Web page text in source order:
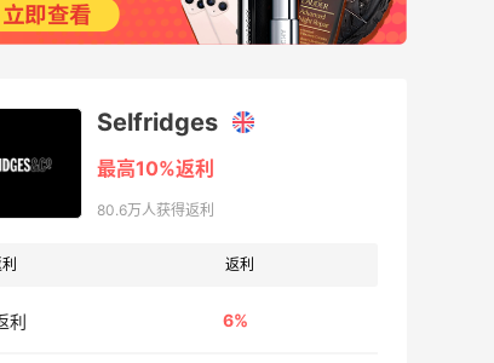
Selfridges
最高10%返利
80.6万人获得返利
返利
利 6%